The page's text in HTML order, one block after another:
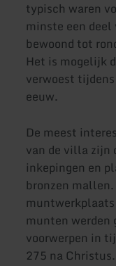
typisch waren
minste een
bewoond tot
Het is mogelijk
verwoest
eeuw.
De meest
van de villa zijn
inkepingen en
bronzen
munten werden
voorwerpen in
275 na Christus.